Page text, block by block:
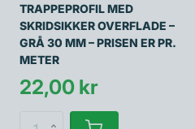
TRAPPEPROFIL MED
SKRIDSIKKER OVERFLADE –
GRÅ 30 MM – PRISEN ER PR.
METER
22,00 kr